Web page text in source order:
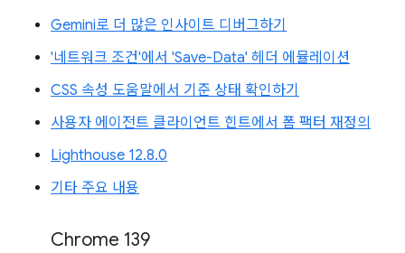
Gemini로 더 많은 인사이트 디버그하기
'네트워크 조건'에서 'Save-Data' 헤더 에뮬레이션
CSS 속성 도움말에서 기준 상태 확인하기
사용자 에이전트 클라이언트 힌트에서 폼 팩터 재정의
Lighthouse 12.8.0
기타 주요 내용
Chrome 139